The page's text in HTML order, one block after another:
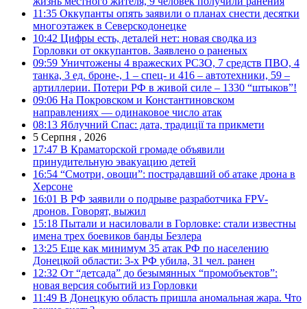
11:35 Оккупанты опять заявили о планах снести десятки
многоэтажек в Северскодонецке
10:42 Цифры есть, деталей нет: новая сводка из
Горловки от оккупантов. Заявлено о раненых
09:59 Уничтожены 4 вражеских РСЗО, 7 средств ПВО, 4
танка, 3 ед. броне-, 1 – спец- и 416 – автотехники, 59 –
артиллерии. Потери РФ в живой силе – 1330 “штыков”!
09:06 На Покровском и Константиновском
направлениях — одинаковое число атак
08:13 Яблучний Спас: дата, традиції та прикмети
5 Серпня , 2026
17:47 В Краматорской громаде объявили
принудительную эвакуацию детей
16:54 “Смотри, овощи”: пострадавший об атаке дрона в
Херсоне
16:01 В РФ заявили о подрыве разработчика FPV-
дронов. Говорят, выжил
15:18 Пытали и насиловали в Горловке: стали известны
имена трех боевиков банды Безлера
13:25 Еще как минимум 35 атак РФ по населению
Донецкой области: 3-х РФ убила, 31 чел. ранен
12:32 От “детсада” до безымянных “промобъектов”:
новая версия событий из Горловки
11:49 В Донецкую область пришла аномальная жара. Что